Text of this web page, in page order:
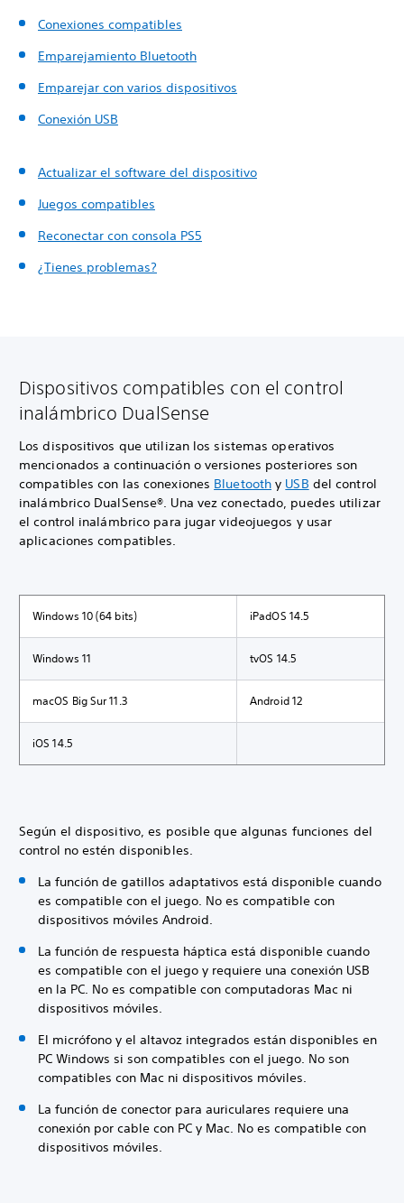
Conexiones compatibles
Emparejamiento Bluetooth
Emparejar con varios dispositivos
Conexión USB
Actualizar el software del dispositivo
Juegos compatibles
Reconectar con consola PS5
¿Tienes problemas?
Dispositivos compatibles con el control
inalámbrico DualSense
Los dispositivos que utilizan los sistemas operativos
mencionados a continuación o versiones posteriores son
compatibles con las conexiones Bluetooth y USB del control
inalámbrico DualSense®. Una vez conectado, puedes utilizar
el control inalámbrico para jugar videojuegos y usar
aplicaciones compatibles.
Windows 10 (64 bits) iPadOS 14.5
Windows 11 tvOS 14.5
macOS Big Sur 11.3 Android 12
iOS 14.5
Según el dispositivo, es posible que algunas funciones del
control no estén disponibles.
La función de gatillos adaptativos está disponible cuando
es compatible con el juego. No es compatible con
dispositivos móviles Android.
La función de respuesta háptica está disponible cuando
es compatible con el juego y requiere una conexión USB
en la PC. No es compatible con computadoras Mac ni
dispositivos móviles.
El micrófono y el altavoz integrados están disponibles en
PC Windows si son compatibles con el juego. No son
compatibles con Mac ni dispositivos móviles.
La función de conector para auriculares requiere una
conexión por cable con PC y Mac. No es compatible con
dispositivos móviles.